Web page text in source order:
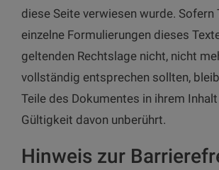
diese Seite verwiesen wurde. Sofern
einzelne Formulierungen dieses
geltenden Rechtslage nicht, nicht
vollständig entsprechen sollten,
Teile des Dokumentes in ihrem
Gültigkeit davon unberührt.
Hinweis zur